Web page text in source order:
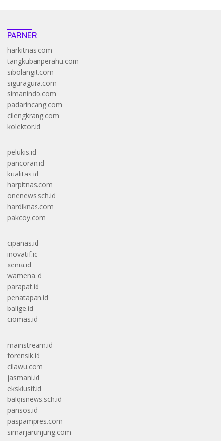
PARNER
harkitnas.com
tangkubanperahu.com
sibolangit.com
siguragura.com
simanindo.com
padarincang.com
cilengkrang.com
kolektor.id
pelukis.id
pancoran.id
kualitas.id
harpitnas.com
onenews.sch.id
hardiknas.com
pakcoy.com
cipanas.id
inovatif.id
xenia.id
wamena.id
parapat.id
penatapan.id
balige.id
ciomas.id
mainstream.id
forensik.id
cilawu.com
jasmani.id
eksklusif.id
balqisnews.sch.id
pansos.id
paspampres.com
simarjarunjung.com